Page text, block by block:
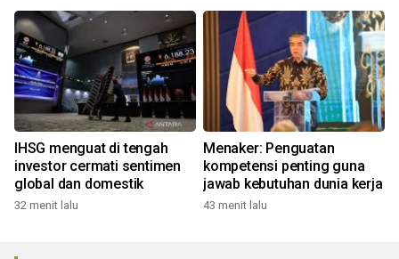
IHSG menguat di tengah
investor cermati sentimen
global dan domestik
32 menit lalu
Menaker: Penguatan
kompetensi penting guna
jawab kebutuhan dunia kerja
43 menit lalu